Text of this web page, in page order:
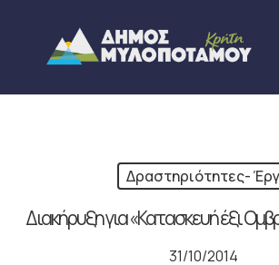
content
Δραστηριότητες-
Διακήρυξη για «Κατασκευή έξι
31/10/2014